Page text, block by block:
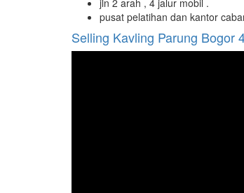
pusat pelatihan dan kantor
Selling Kavling Parung Bogor